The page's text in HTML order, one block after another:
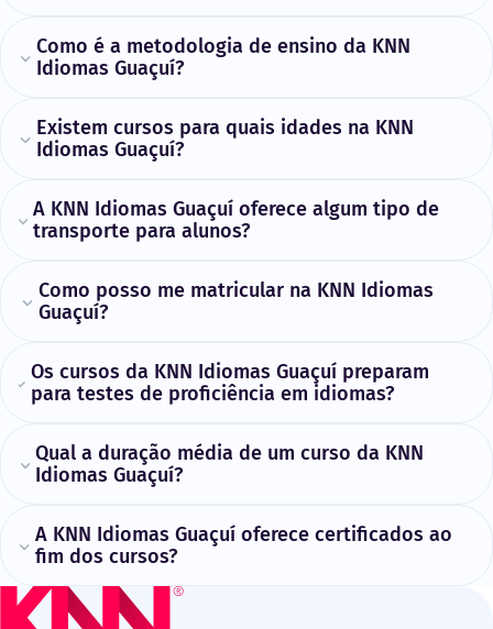
Como é a metodologia de ensino da KNN
Idiomas Guaçuí?
Existem cursos para quais idades na KNN
Idiomas Guaçuí?
A KNN Idiomas Guaçuí oferece algum tipo de
transporte para alunos?
Como posso me matricular na KNN Idiomas
Guaçuí?
Os cursos da KNN Idiomas Guaçuí preparam
para testes de proficiência em idiomas?
Qual a duração média de um curso da KNN
Idiomas Guaçuí?
A KNN Idiomas Guaçuí oferece certificados ao
fim dos cursos?